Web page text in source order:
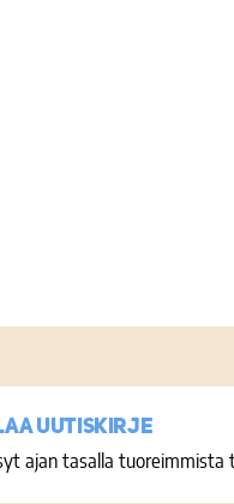
uutiskirje
ajan tasalla